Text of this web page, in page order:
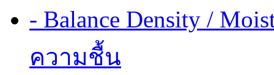
- Balance Density /
ความชื้น